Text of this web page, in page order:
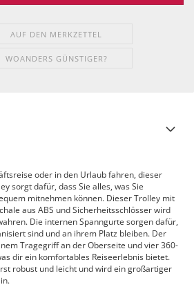
AUF DEN MERKZETTEL
WOANDERS GÜNSTIGER?
oder in den Urlaub fahren, dieser
sorgt dafür, dass Sie alles, was Sie
mitnehmen können. Dieser Trolley mit
aus ABS und Sicherheitsschlösser wird
Die internen Spanngurte sorgen dafür,
sind und an ihrem Platz bleiben. Der
Tragegriff an der Oberseite und vier 360-
dir ein komfortables Reiseerlebnis bietet.
robust und leicht und wird ein großartiger